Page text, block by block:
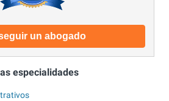
un abogado
especialidades